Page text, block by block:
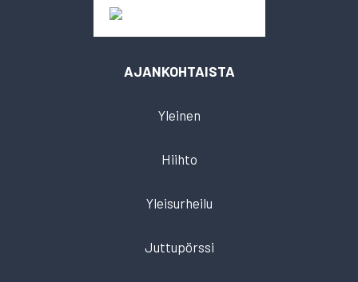
AJANKOHTAISTA
Yleinen
Hiihto
Yleisurheilu
Juttupörssi